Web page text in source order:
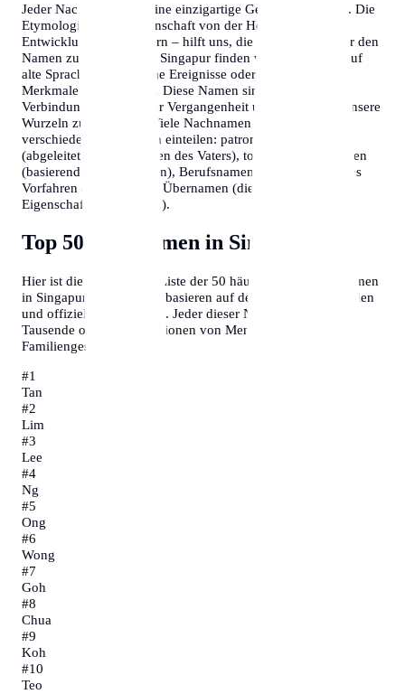
Jeder Nachname trägt eine einzigartige Geschichte in sich. Die
Etymologie – die Wissenschaft von der Herkunft und
Entwicklung von Wörtern – hilft uns, die Bedeutung hinter den
Namen zu verstehen. In Singapur finden wir Namen, die auf
alte Sprachen, historische Ereignisse oder geografische
Merkmale zurückgehen. Diese Namen sind lebendige
Verbindungen zu unserer Vergangenheit und helfen uns, unsere
Wurzeln zu verstehen. Viele Nachnamen lassen sich in
verschiedene Kategorien einteilen: patronymische Namen
(abgeleitet vom Vornamen des Vaters), toponymische Namen
(basierend auf Ortsnamen), Berufsnamen (die den Beruf des
Vorfahren angeben) und Übernamen (die auf persönliche
Eigenschaften hinweisen).
Top 50 Nachnamen in Singapur
Hier ist die vollständige Liste der 50 häufigsten Familiennamen
in Singapur. Diese Daten basieren auf demografischen Studien
und offiziellen Statistiken. Jeder dieser Namen repräsentiert
Tausende oder sogar Millionen von Menschen und ihre
Familiengeschichten.
#1
Tan
#2
Lim
#3
Lee
#4
Ng
#5
Ong
#6
Wong
#7
Goh
#8
Chua
#9
Koh
#10
Teo